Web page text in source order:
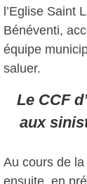
l’Eglise Saint
Bénéventi,
équipe
saluer.
Le CCF
aux
Au cours de la
ensuite, en